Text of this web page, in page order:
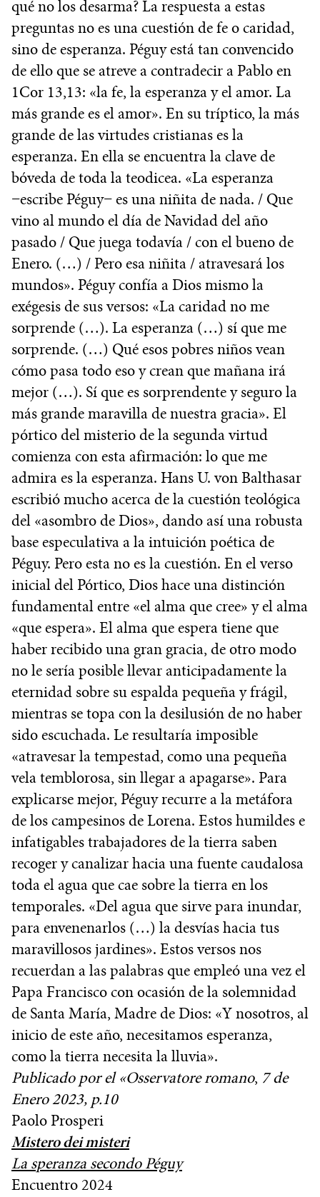
qué no los desarma? La respuesta a estas
preguntas no es una cuestión de fe o caridad,
sino de esperanza. Péguy está tan convencido
de ello que se atreve a contradecir a Pablo en
1Cor 13,13: «la fe, la esperanza y el amor. La
más grande es el amor». En su tríptico, la más
grande de las virtudes cristianas es la
esperanza. En ella se encuentra la clave de
bóveda de toda la teodicea. «La esperanza
−escribe Péguy− es una niñita de nada. / Que
vino al mundo el día de Navidad del año
pasado / Que juega todavía / con el bueno de
Enero. (…) / Pero esa niñita / atravesará los
mundos». Péguy confía a Dios mismo la
exégesis de sus versos: «La caridad no me
sorprende (…). La esperanza (…) sí que me
sorprende. (…) Qué esos pobres niños vean
cómo pasa todo eso y crean que mañana irá
mejor (…). Sí que es sorprendente y seguro la
más grande maravilla de nuestra gracia». El
pórtico del misterio de la segunda virtud
comienza con esta afirmación: lo que me
admira es la esperanza. Hans U. von Balthasar
escribió mucho acerca de la cuestión teológica
del «asombro de Dios», dando así una robusta
base especulativa a la intuición poética de
Péguy. Pero esta no es la cuestión. En el verso
inicial del Pórtico, Dios hace una distinción
fundamental entre «el alma que cree» y el alma
«que espera». El alma que espera tiene que
haber recibido una gran gracia, de otro modo
no le sería posible llevar anticipadamente la
eternidad sobre su espalda pequeña y frágil,
mientras se topa con la desilusión de no haber
sido escuchada. Le resultaría imposible
«atravesar la tempestad, como una pequeña
vela temblorosa, sin llegar a apagarse». Para
explicarse mejor, Péguy recurre a la metáfora
de los campesinos de Lorena. Estos humildes e
infatigables trabajadores de la tierra saben
recoger y canalizar hacia una fuente caudalosa
toda el agua que cae sobre la tierra en los
temporales. «Del agua que sirve para inundar,
para envenenarlos (…) la desvías hacia tus
maravillosos jardines». Estos versos nos
recuerdan a las palabras que empleó una vez el
Papa Francisco con ocasión de la solemnidad
de Santa María, Madre de Dios: «Y nosotros, al
inicio de este año, necesitamos esperanza,
como la tierra necesita la lluvia».
Publicado por el «Osservatore romano, 7 de
Enero 2023, p.10
Paolo Prosperi
Mistero dei misteri
La speranza secondo Péguy
Encuentro 2024